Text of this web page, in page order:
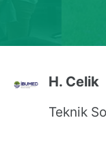
H. Celik
Teknik